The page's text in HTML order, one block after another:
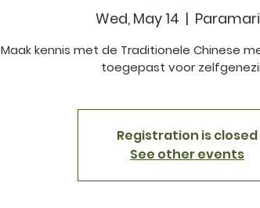
Wed, May 14
  |
Maak kennis met de Traditionele Chinese
toegepast voor
Registration is closed
See other events